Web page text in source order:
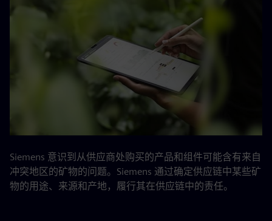
Siemens 意识到从供应商处购买的产品和组件可能含有来自
冲突地区的矿物的问题。Siemens 通过确定供应链中某些矿
物的用途、来源和产地，履行其在供应链中的责任。